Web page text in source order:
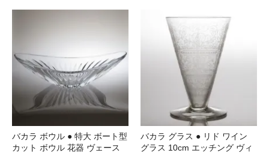
バカラ ボウル ● 特大 ボート型
カット ボウル 花器 ヴェース
バカラ グラス ● リド ワイン
グラス 10cm エッチング ヴィ